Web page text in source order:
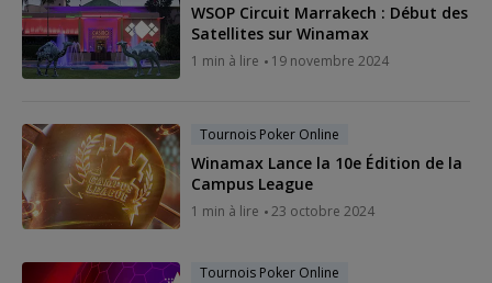
WSOP Circuit Marrakech : Début des
Satellites sur Winamax
1 min à lire 19 novembre 2024
Tournois Poker Online
Winamax Lance la 10e Édition de la
Campus League
1 min à lire 23 octobre 2024
Tournois Poker Online